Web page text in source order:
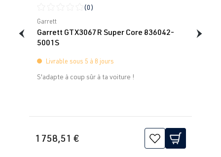
Note moyenne de 0 sur 5 étoiles
(0)
Garrett
Garrett GTX3067R Super Core 836042-
5001S
Livrable sous 5 à 8 jours
S'adapte à coup sûr à ta voiture !
1 758,51 €